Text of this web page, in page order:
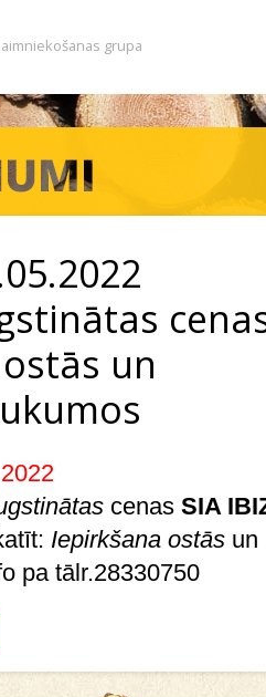
grupa
un
cenas SIA
Iepirkšana ostās un
pa tālr.28330750